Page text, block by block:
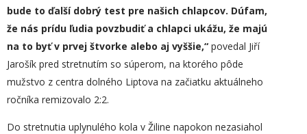
bude to ďalší dobrý test pre našich chlapcov. Dúfam,
že nás prídu ľudia povzbudiť a chlapci ukážu, že majú
na to byť v prvej štvorke alebo aj vyššie,“ povedal Jiří
Jarošík pred stretnutím so súperom, na ktorého pôde
mužstvo z centra dolného Liptova na začiatku aktuálneho
ročníka remizovalo 2:2.
Do stretnutia uplynulého kola v Žiline napokon nezasiahol